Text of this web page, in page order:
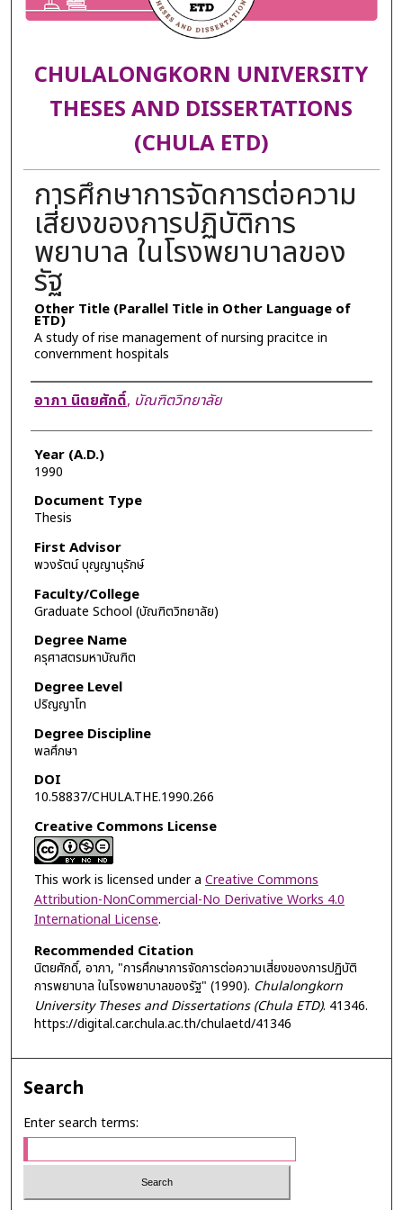
CHULALONGKORN UNIVERSITY
THESES AND DISSERTATIONS
(CHULA ETD)
การศึกษาการจัดการต่อความ
เสี่ยงของการปฏิบัติการ
พยาบาล ในโรงพยาบาลของ
รัฐ
Other Title (Parallel Title in Other Language of
ETD)
A study of rise management of nursing pracitce in
convernment hospitals
Author
อาภา นิตยศักดิ์, บัณฑิตวิทยาลัย
Year (A.D.)
1990
Document Type
Thesis
First Advisor
พวงรัตน์ บุญญานุรักษ์
Faculty/College
Graduate School (บัณฑิตวิทยาลัย)
Degree Name
ครุศาสตรมหาบัณฑิต
Degree Level
ปริญญาโท
Degree Discipline
พลศึกษา
DOI
10.58837/CHULA.THE.1990.266
Creative Commons License
This work is licensed under a Creative Commons
Attribution-NonCommercial-No Derivative Works 4.0
International License.
Recommended Citation
นิตยศักดิ์, อาภา, "การศึกษาการจัดการต่อความเสี่ยงของการปฏิบัติ
การพยาบาล ในโรงพยาบาลของรัฐ" (1990). Chulalongkorn
University Theses and Dissertations (Chula ETD). 41346.
https://digital.car.chula.ac.th/chulaetd/41346
Search
Enter search terms: